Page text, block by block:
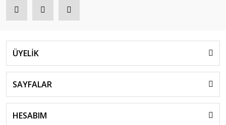
Mana Puf
ÜYELİK
SAYFALAR
HESABIM